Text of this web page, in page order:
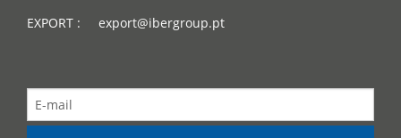
EXPORT : export@ibergroup.pt